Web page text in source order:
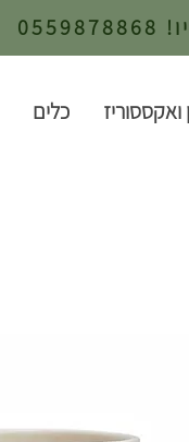
ואקססוריז כלים